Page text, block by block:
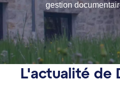
gestion
L'actualité de